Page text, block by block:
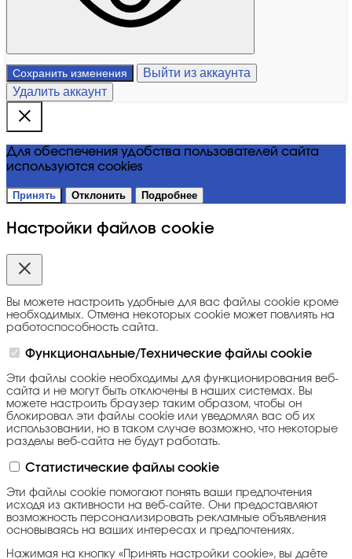
Сохранить изменения
Выйти из аккаунта
Удалить аккаунт
Для обеспечения удобства пользователей сайта
используются cookies
Принять Отклонить Подробнее
Настройки файлов cookie
Вы можете настроить удобные для вас файлы cookie кроме
необходимых. Отмена некоторых cookie может повлиять на
работоспособность сайта.
Функциональные/Технические файлы cookie
Эти файлы cookie необходимы для функционирования веб-
сайта и не могут быть отключены в наших системах. Вы
можете настроить браузер таким образом, чтобы он
блокировал эти файлы cookie или уведомлял вас об их
использовании, но в таком случае возможно, что некоторые
разделы веб-сайта не будут работать.
Статистические файлы cookie
Эти файлы cookie помогают понять ваши предпочтения
исходя из активности на веб-сайте. Они предоставляют
возможность персонализировать рекламные объявления
основываясь на ваших интересах и предпочтениях.
Нажимая на кнопку «Принять настройки cookie», вы даёте